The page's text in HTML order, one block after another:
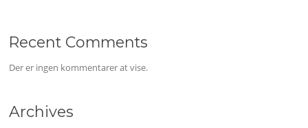
Recent Comments
Der er ingen kommentarer at vise.
Archives